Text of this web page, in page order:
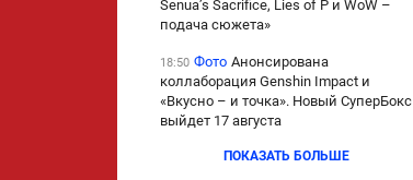
Senua’s Sacrifice, Lies of P и WoW –
подача сюжета»
18:50 Фото Анонсирована
коллаборация Genshin Impact и
«Вкусно – и точка». Новый СуперБокс
выйдет 17 августа
ПОКАЗАТЬ БОЛЬШЕ